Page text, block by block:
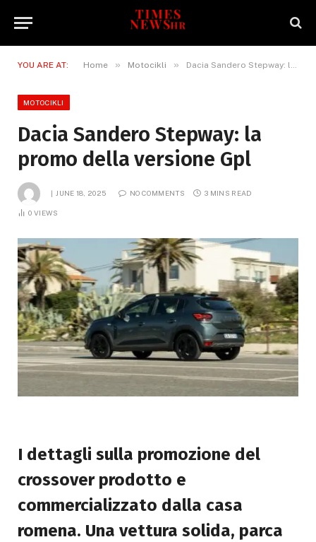
YOU ARE AT: Home » Motocikli » Dacia Sandero Stepway: la promo della versione Gpl
MOTOCIKLI
Dacia Sandero Stepway: la
promo della versione Gpl
JUNE 18, 2025 NO COMMENTS 3 MINS READ
0 VIEWS
I dettagli sulla promozione del
crossover prodotto e
commercializzato dalla casa
romena. Una vettura solida, parca